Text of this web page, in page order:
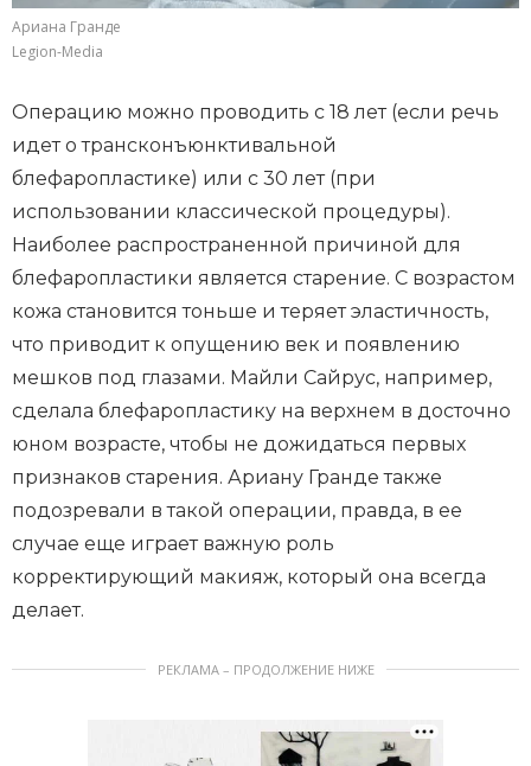
Ариана Гранде
Legion-Media
Операцию можно проводить с 18 лет (если речь
идет о трансконъюнктивальной
блефаропластике) или с 30 лет (при
использовании классической процедуры).
Наиболее распространенной причиной для
блефаропластики является старение. С возрастом
кожа становится тоньше и теряет эластичность,
что приводит к опущению век и появлению
мешков под глазами. Майли Сайрус, например,
сделала блефаропластику на верхнем в досточно
юном возрасте, чтобы не дожидаться первых
признаков старения. Ариану Гранде также
подозревали в такой операции, правда, в ее
случае еще играет важную роль
корректирующий макияж, который она всегда
делает.
РЕКЛАМА – ПРОДОЛЖЕНИЕ НИЖЕ